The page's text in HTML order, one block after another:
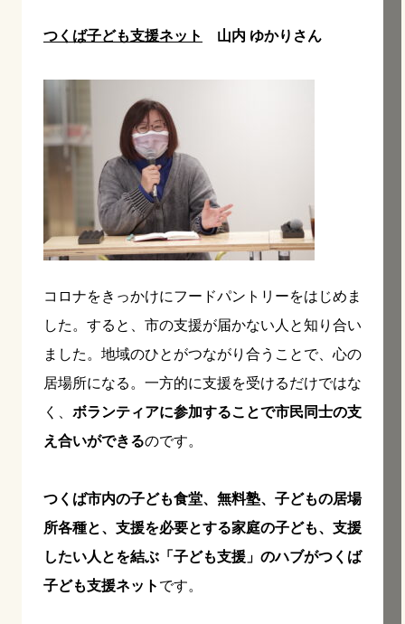
つくば子ども支援ネット 山内 ゆかりさん
コロナをきっかけにフードパントリーをはじめま
した。すると、市の支援が届かない人と知り合い
ました。地域のひとがつながり合うことで、心の
居場所になる。一方的に支援を受けるだけではな
く、 ボランティアに参加することで市民同士の支
え合いができるのです。
つくば市内の子ども食堂、無料塾、子どもの居場
所各種と、支援を必要とする家庭の子ども、支援
したい人とを結ぶ「子ども支援」のハブがつくば
子ども支援ネット です。